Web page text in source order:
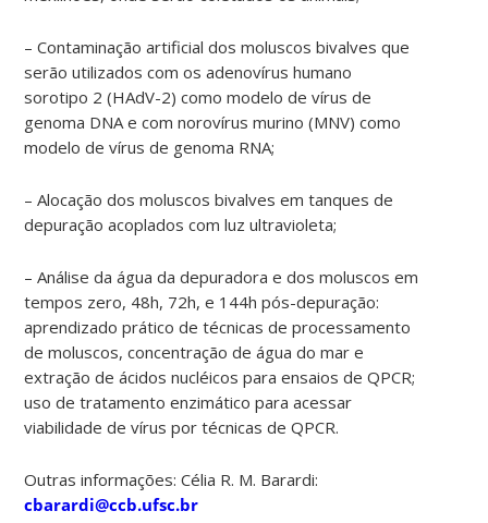
– Contaminação artificial dos moluscos bivalves que
serão utilizados com os adenovírus humano
sorotipo 2 (HAdV-2) como modelo de vírus de
genoma DNA e com norovírus murino (MNV) como
modelo de vírus de genoma RNA;
– Alocação dos moluscos bivalves em tanques de
depuração acoplados com luz ultravioleta;
– Análise da água da depuradora e dos moluscos em
tempos zero, 48h, 72h, e 144h pós-depuração:
aprendizado prático de técnicas de processamento
de moluscos, concentração de água do mar e
extração de ácidos nucléicos para ensaios de QPCR;
uso de tratamento enzimático para acessar
viabilidade de vírus por técnicas de QPCR.
Outras informações: Célia R. M. Barardi:
cbarardi@ccb.ufsc.br